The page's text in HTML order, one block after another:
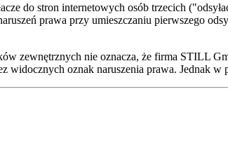
do stron internetowych osób trzecich
prawa przy umieszczaniu pierwszego
zewnętrznych nie oznacza, że firma STILL
oznak naruszenia prawa. Jednak